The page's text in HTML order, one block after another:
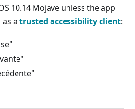
10.14 Mojave unless the app
a trusted accessibility client: